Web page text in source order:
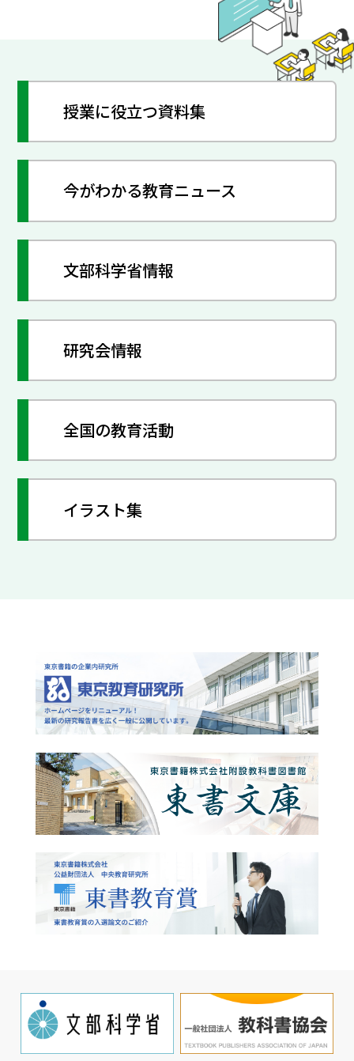
授業に役立つ資料集
今がわかる教育ニュース
文部科学省情報
研究会情報
全国の教育活動
イラスト集